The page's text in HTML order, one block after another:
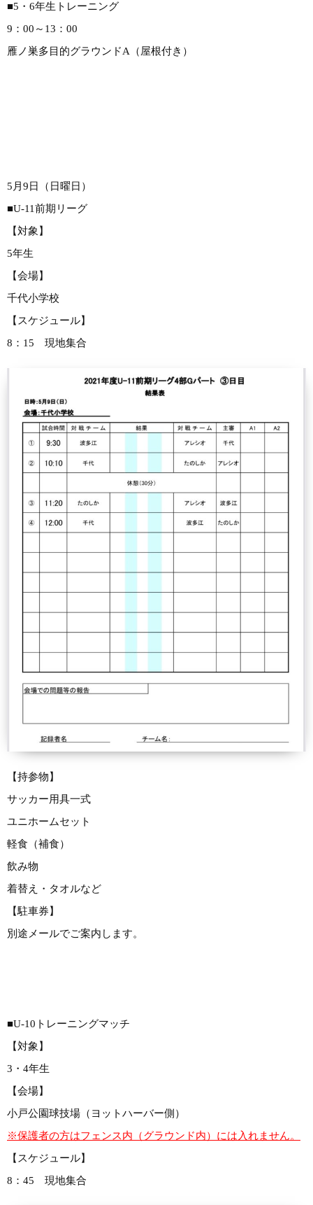
■5・6年生トレーニング
9：00～13：00
雁ノ巣多目的グラウンドA（屋根付き）
5月9日（日曜日）
■U-11前期リーグ
【対象】
5年生
【会場】
千代小学校
【スケジュール】
8：15 現地集合
【持参物】
サッカー用具一式
ユニホームセット
軽食（補食）
飲み物
着替え・タオルなど
【駐車券】
別途メールでご案内します。
■U-10トレーニングマッチ
【対象】
3・4年生
【会場】
小戸公園球技場（ヨットハーバー側）
※保護者の方はフェンス内（グラウンド内）には入れません。
【スケジュール】
8：45 現地集合